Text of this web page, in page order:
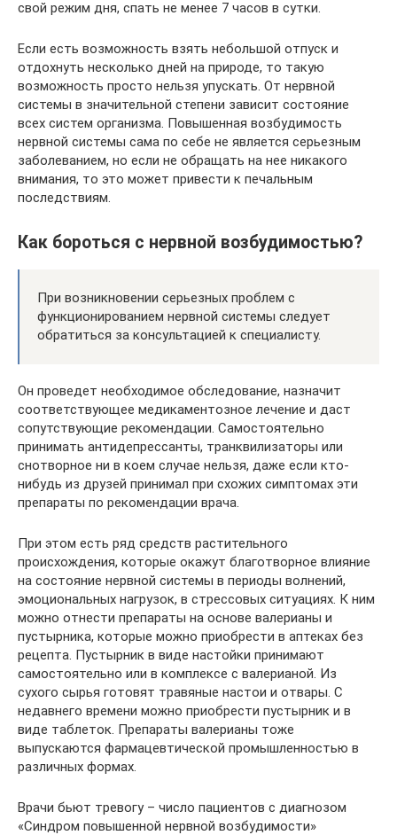
свой режим дня, спать не менее 7 часов в сутки.
Если есть возможность взять небольшой отпуск и
отдохнуть несколько дней на природе, то такую
возможность просто нельзя упускать. От нервной
системы в значительной степени зависит состояние
всех систем организма. Повышенная возбудимость
нервной системы сама по себе не является серьезным
заболеванием, но если не обращать на нее никакого
внимания, то это может привести к печальным
последствиям.
Как бороться с нервной возбудимостью?
При возникновении серьезных проблем с
функционированием нервной системы следует
обратиться за консультацией к специалисту.
Он проведет необходимое обследование, назначит
соответствующее медикаментозное лечение и даст
сопутствующие рекомендации. Самостоятельно
принимать антидепрессанты, транквилизаторы или
снотворное ни в коем случае нельзя, даже если кто-
нибудь из друзей принимал при схожих симптомах эти
препараты по рекомендации врача.
При этом есть ряд средств растительного
происхождения, которые окажут благотворное влияние
на состояние нервной системы в периоды волнений,
эмоциональных нагрузок, в стрессовых ситуациях. К ним
можно отнести препараты на основе валерианы и
пустырника, которые можно приобрести в аптеках без
рецепта. Пустырник в виде настойки принимают
самостоятельно или в комплексе с валерианой. Из
сухого сырья готовят травяные настои и отвары. С
недавнего времени можно приобрести пустырник и в
виде таблеток. Препараты валерианы тоже
выпускаются фармацевтической промышленностью в
различных формах.
Врачи бьют тревогу – число пациентов с диагнозом
«Синдром повышенной нервной возбудимости»